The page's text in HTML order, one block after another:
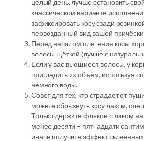
целый день, лучше остановить
классическом варианте
зафиксировать косу сзади
первозданный вид вашей
Перед началом плетения косы
волосы щёткой (лучше с
Если у вас вьющиеся волосы, у
пригладить их объём, используя
немного воды.
Совет для тех, кто страдает от
можете сбрызнуть косу лаком,
Только держите флакон с лаком
менее десяти – пятнадцати
иначе получите эффект